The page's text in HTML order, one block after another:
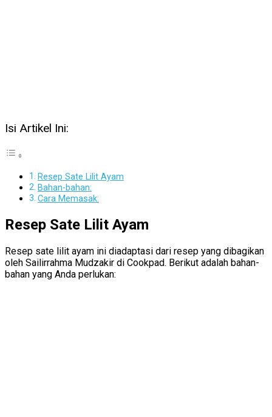
Isi Artikel Ini:
Resep Sate Lilit Ayam
Bahan-bahan:
Cara Memasak:
Resep Sate Lilit Ayam
Resep sate lilit ayam ini diadaptasi dari resep yang dibagikan
oleh Sailirrahma Mudzakir di Cookpad. Berikut adalah bahan-
bahan yang Anda perlukan: